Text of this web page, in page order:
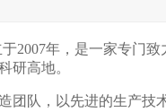
年，是一家专门致
研高地。
队，以先进的生产技